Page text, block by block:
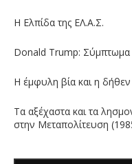
Η Ελπίδα της ΕΛ.Α.Σ.
Donald Trump: Σύμπτωμα
Η έμφυλη βία και η
Τα αξέχαστα και τα
στην Μεταπολίτευση